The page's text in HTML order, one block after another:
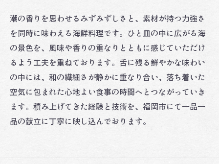
潮の香りを思わせるみずみずしさと、素材が持つ力強さ
を同時に味わえる海鮮料理です。ひと皿の中に広がる海
の景色を、風味や香りの重なりとともに感じていただけ
るよう工夫を重ねております。舌に残る鮮やかな味わい
の中には、和の繊細さが静かに重なり合い、落ち着いた
空気に包まれた心地よい食事の時間へとつながっていき
ます。積み上げてきた経験と技術を、福岡市にて一品一
品の献立に丁寧に映し込んでおります。